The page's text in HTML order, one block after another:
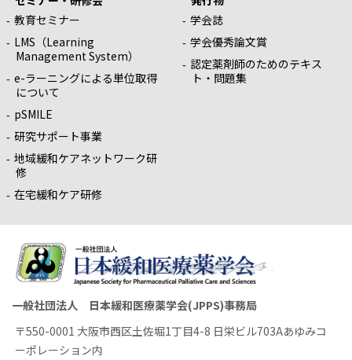
教育セミナー
LMS（Learning
Management System）
e-ラーニングによる単位取得
について
pSMILE
研究サポート事業
地域緩和ケアネットワーク研
修
在宅緩和ケア研修
学会誌
学会優秀論文賞
認定薬剤師のためのテキス
ト・問題集
一般社団法人 日本緩和医療薬学会(JPPS)事務局
〒550-0001 大阪市西区土佐堀1丁目4-8 日栄ビル703Aあゆみコ
ーポレーション内